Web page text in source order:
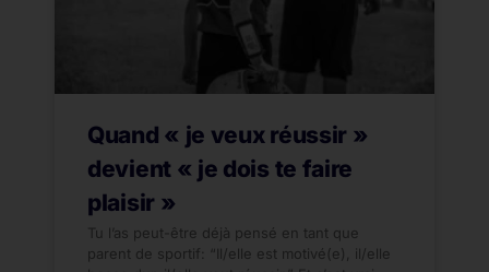
Quand « je veux réussir »
devient « je dois te faire
plaisir »
Tu l’as peut-être déjà pensé en tant que
parent de sportif: “Il/elle est motivé(e), il/elle